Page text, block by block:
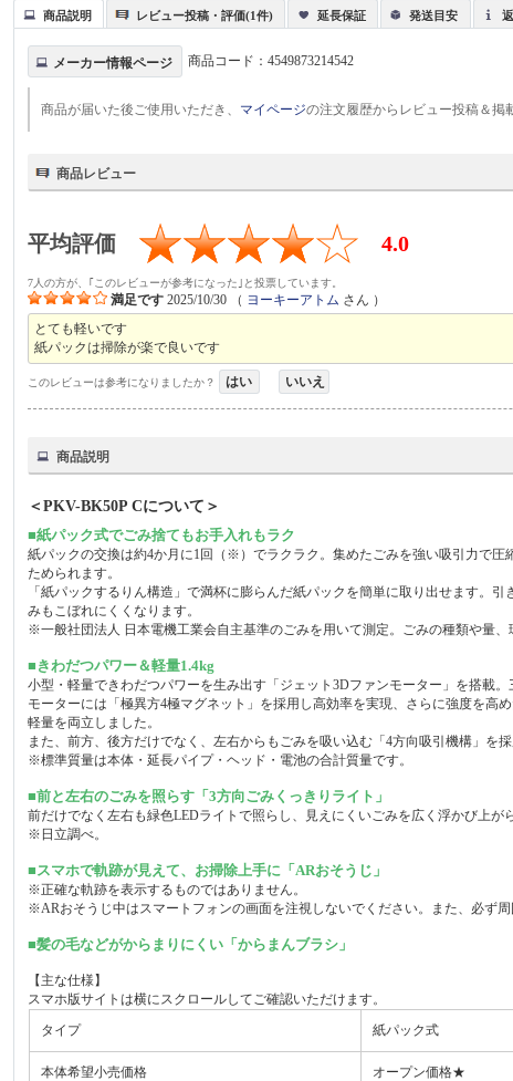
商品説明 レビュー投稿・評価(1件) 延長保証 発送目安
メーカー情報ページ 商品コード：4549873214542
商品が届いた後ご使用いただき、 マイページの注文履歴からレビュー投稿＆掲
商品レビュー
平均評価 4.0
7人の方が、｢このレビューが参考になった｣と投票しています。
満足です 2025/10/30 （ ヨーキーアトム さん ）
とても軽いです
紙パックは掃除が楽で良いです
このレビューは参考になりましたか？ はい いいえ
商品説明
＜PKV-BK50P Cについて＞
■紙パック式でごみ捨てもお手入れもラク
紙パックの交換は約4か月に1回（※）でラクラク。集めたごみを強い吸引力で
ためられます。
「紙パックするりん構造」で満杯に膨らんだ紙パックを簡単に取り出せます。
みもこぼれにくくなります。
※一般社団法人 日本電機工業会自主基準のごみを用いて測定。ごみの種類や量
■きわだつパワー＆軽量1.4kg
小型・軽量できわだつパワーを生み出す「ジェット3Dファンモーター」を搭載
モーターには「極異方4極マグネット」を採用し高効率を実現、さらに強度を
軽量を両立しました。
また、前方、後方だけでなく、左右からもごみを吸い込む「4方向吸引機構」を
※標準質量は本体・延長パイプ・ヘッド・電池の合計質量です。
■前と左右のごみを照らす「3方向ごみくっきりライト」
前だけでなく左右も緑色LEDライトで照らし、見えにくいごみを広く浮かび上が
※日立調べ。
■スマホで軌跡が見えて、お掃除上手に「ARおそうじ」
※正確な軌跡を表示するものではありません。
※ARおそうじ中はスマートフォンの画面を注視しないでください。また、必ず
■髪の毛などがからまりにくい「からまんブラシ」
【主な仕様】
スマホ版サイトは横にスクロールしてご確認いただけます。
タイプ
紙パック式
本体希望小売価格 オープン価格★